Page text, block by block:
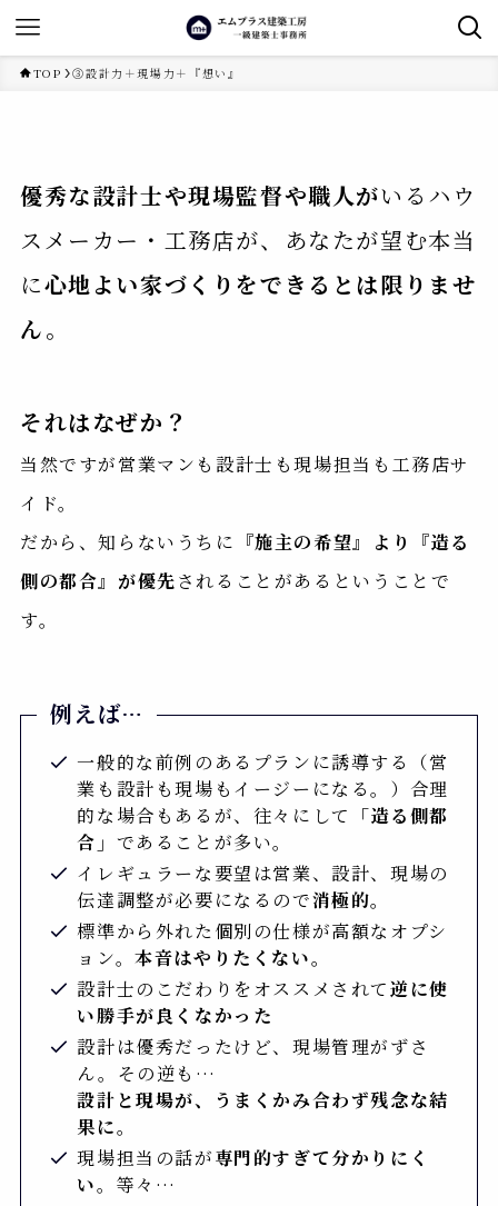
TOP ③設計力＋現場力＋『想い』
優秀な設計士や現場監督や職人がいるハウ
スメーカー・工務店が、あなたが望む本当
に心地よい家づくりをできるとは限りませ
ん。
それはなぜか？
当然ですが営業マンも設計士も現場担当も工務店サ
イド。
だから、知らないうちに 『施主の希望』より『造る
側の都合』が優先されることがあるということで
す。
例えば…
一般的な前例のあるプランに誘導する（営
業も設計も現場もイージーになる。）合理
的な場合もあるが、往々にして
「造る側都
合」 であることが多い。
イレギュラーな要望は営業、設計、現場の
伝達調整が必要になるので消極的。
標準から外れた個別の仕様が高額なオプシ
ョン。本音はやりたくない。
設計士のこだわりをオススメされて逆に使
い勝手が良くなかった
設計は優秀だったけど、現場管理がずさ
ん。その逆も…
設計と現場が、うまくかみ合わず残念な結
果に。
現場担当の話が専門的すぎて分かりにく
い。等々…